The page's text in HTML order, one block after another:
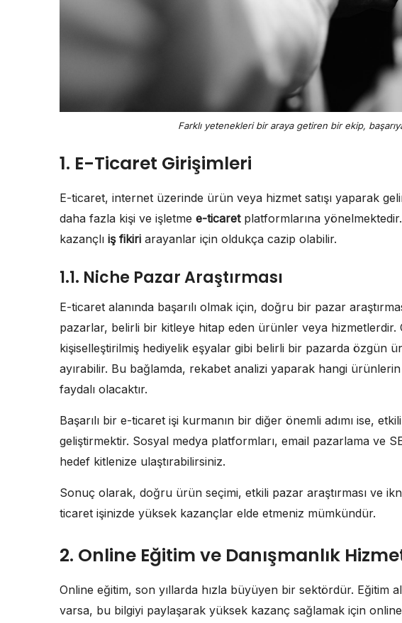
Farklı yetenekleri bir araya getiren bir ekip,
1. E-Ticaret Girişimleri
E-ticaret, internet üzerinde ürün veya hizmet satışı yaparak
daha fazla kişi ve işletme e-ticaretplatformlarına
kazançlı iş fikiri arayanlar için oldukça cazip olabilir.
1.1. Niche Pazar Araştırması
E-ticaret alanında başarılı olmak için, doğru bir pazar
pazarlar, belirli bir kitleye hitap eden ürünler veya
kişiselleştirilmiş hediyelik eşyalar gibi belirli bir pazarda özgün
ayırabilir. Bu bağlamda, rekabet analizi yaparak hangi
faydalı olacaktır.
Başarılı bir e-ticaret işi kurmanın bir diğer önemli adımı ise,
geliştirmektir. Sosyal medya platformları, email pazarlama ve
hedef kitlenize ulaştırabilirsiniz.
Sonuç olarak, doğru ürün seçimi, etkili pazar araştırması ve
ticaret işinizde yüksek kazançlar elde etmeniz mümkündür.
2. Online Eğitim ve Danışmanlık
Online eğitim, son yıllarda hızla büyüyen bir sektördür. Eğitim
varsa, bu bilgiyi paylaşarak yüksek kazanç sağlamak için